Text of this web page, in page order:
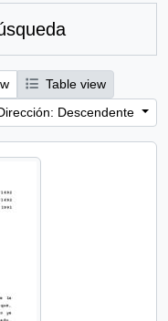
Table view
Descendente